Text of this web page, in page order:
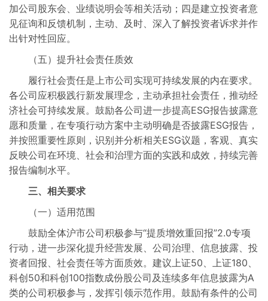
加公司股东会、业绩说明会等相关活动；四是建立投资者意
见征询和反馈机制，主动、及时、深入了解投资者诉求并作
出针对性回应。
（五）提升社会责任质效
履行社会责任是上市公司实现可持续发展的内在要求。
各公司应积极践行新发展理念，主动承担社会责任，推动经
济社会可持续发展。鼓励各公司进一步提高ESG报告披露意
愿和质量，在专项行动方案中主动明确是否披露ESG报告，
并按照重要性原则，识别并分析相关ESG议题，客观、真实
反映公司在环境、社会和治理方面的实践和成效，持续完善
报告编制水平。
三、相关要求
（一）适用范围
鼓励全体沪市公司积极参与“提质增效重回报”2.0专项
行动，进一步深化提升经营发展、公司治理、信息披露、投
资者回报、社会责任等方面质效。建议上证50、上证180、
科创50和科创100指数成份股公司及连续多年信息披露为A
类的公司积极参与，发挥引领示范作用。鼓励有条件的公司